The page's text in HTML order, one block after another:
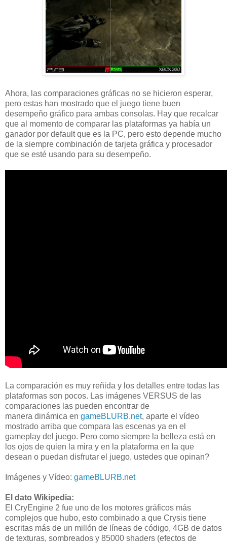
Ahora, las comparaciones gráficas no se hicieron esperar,
pero estas han mostrado que el juego tiene buen
desempeño gráfico para ambas consolas. Hay que recalcar
que al momento de comparar las plataformas ya había un
ganador por default que es la PC, pero esto depende mucho
de la siempre combinación de tarjeta gráfica y procesador
que se esté usando para su desempeño.
La comparación es muy reñida y los detalles entre todas las
plataformas son pocos. Las imágenes VERSUS de las
comparaciones las pueden encontrar de
manera dinámica en gameBLURB.net, aparte el vídeo
mostrado arriba que compara las escenas ya en el
gameplay del juego. Pero como siempre la belleza está en
los ojos de quien la mira y en la plataforma en la que
desean o puedan disfrutar el juego, ustedes que opinan?
Imágenes y Vídeo: gameBLURB.net
El dato Wikipedia:
El CryEngine 2 fue uno de los motores gráficos más
complejos que hubo, esto combinado a que Crysis tiene
escritas más de un millón de líneas de código, 4GB de datos
de texturas, sombreados y 85000 shaders (efectos de